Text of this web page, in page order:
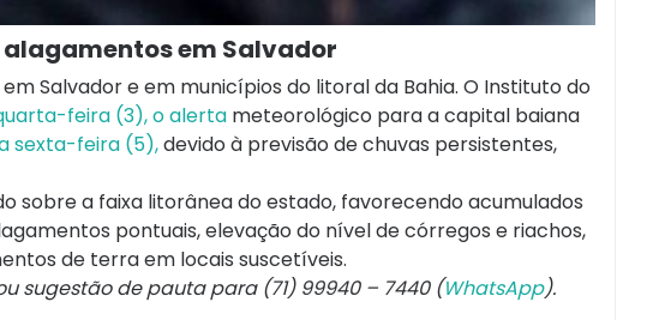
em Salvador
Salvador e em municípios do litoral da Bahia. O Instituto do
feira (3), o alerta meteorológico para a capital baiana
sexta-feira (5),devido à previsão de chuvas persistentes,
sobre a faixa litorânea do estado, favorecendo acumulados
pontuais, elevação do nível de córregos e riachos,
de terra em locais suscetíveis.
sugestão de pauta para (71) 99940 – 7440 (WhatsApp).